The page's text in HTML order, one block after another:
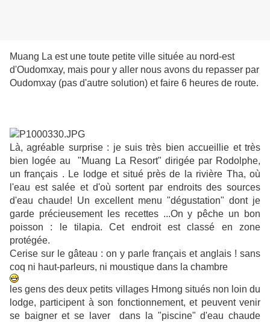
Muang La est une toute petite ville située au nord-est
d'Oudomxay, mais pour y aller nous avons du repasser par
Oudomxay (pas d'autre solution) et faire 6 heures de route.
Là, agréable surprise : je suis très bien accueillie et très
bien logée au "Muang La Resort" dirigée par Rodolphe,
un français . Le lodge et situé près de la rivière Tha, où
l'eau est salée et d'où sortent par endroits des sources
d'eau chaude! Un excellent menu "dégustation" dont je
garde précieusement les recettes ...On y pêche un bon
poisson : le tilapia. Cet endroit est classé en zone
protégée.
Cerise sur le gâteau : on y parle français et anglais ! sans
coq ni haut-parleurs, ni moustique dans la chambre
les gens des deux petits villages Hmong situés non loin du
lodge, participent à son fonctionnement, et peuvent venir
se baigner et se laver dans la "piscine" d'eau chaude